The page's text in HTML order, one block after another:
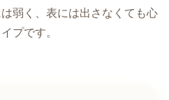
弱く、表には出さなくても心
プです。